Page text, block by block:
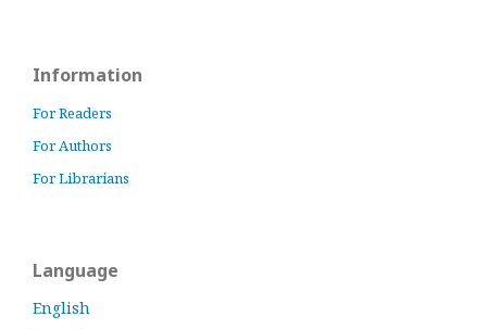
Information
For Readers
For Authors
For Librarians
Language
English